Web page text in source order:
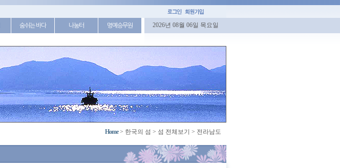
숨쉬는 바다 나눔터 명예승무원 2026년 08월 06일 목요일
Home> 한국의 섬 > 섬 전체보기 > 전라남도